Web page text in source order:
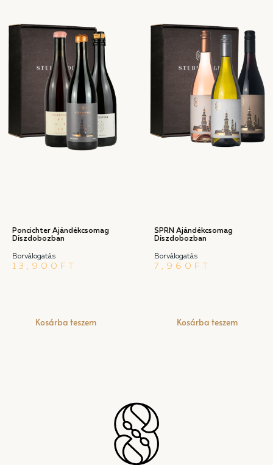
Poncichter Ajándékcsomag
Díszdobozban
Borválogatás
13,900 FT
Kosárba teszem
SPRN Ajándékcsomag
Díszdobozban
Borválogatás
7,960 FT
Kosárba teszem